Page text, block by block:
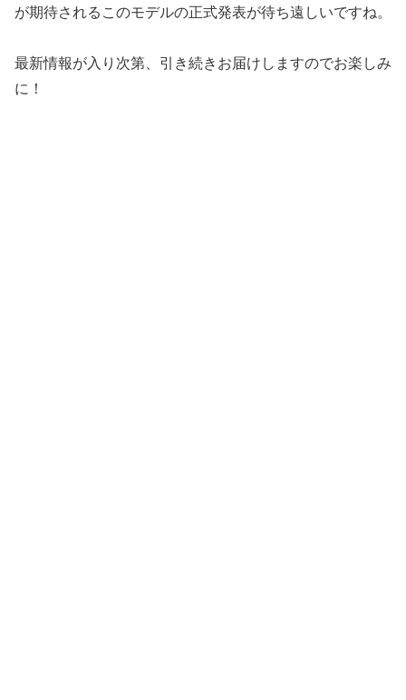
が期待されるこのモデルの正式発表が待ち遠しいですね。
最新情報が入り次第、引き続きお届けしますのでお楽しみ
に！